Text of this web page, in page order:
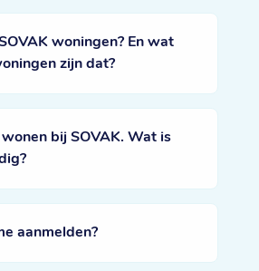
woningen? En wat
zijn dat?
bij SOVAK. Wat is
aanmelden?